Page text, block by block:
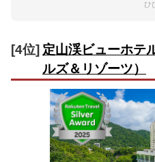
ひ
[4位] 定山渓ビューホテ
ルズ＆リゾーツ）